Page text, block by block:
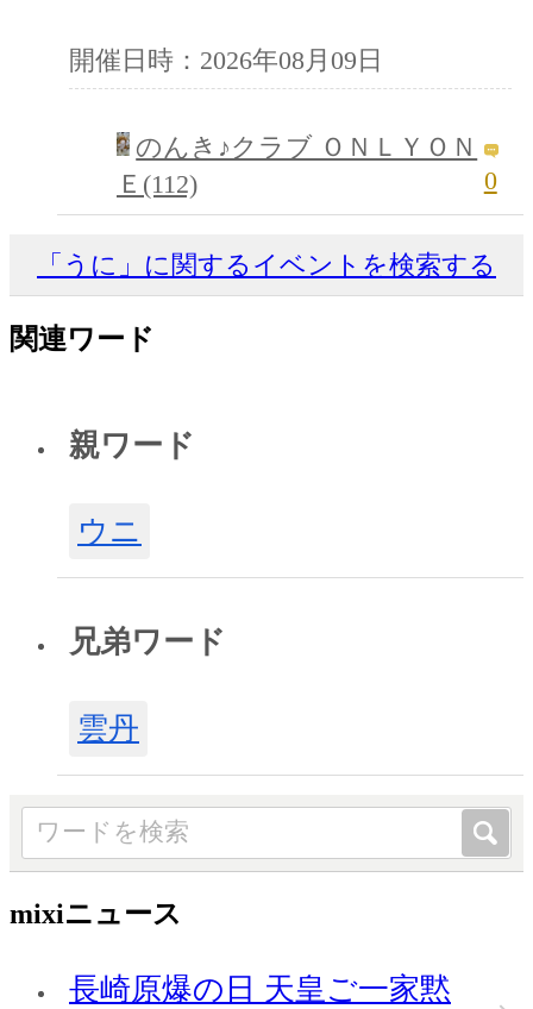
開催日時：2026年08月09日
のんき♪クラブ ＯＮＬＹＯＮ
Ｅ(112)
0
「うに」に関するイベントを検索する
関連ワード
親ワード
ウニ
兄弟ワード
雲丹
mixiニュース
長崎原爆の日 天皇ご一家黙